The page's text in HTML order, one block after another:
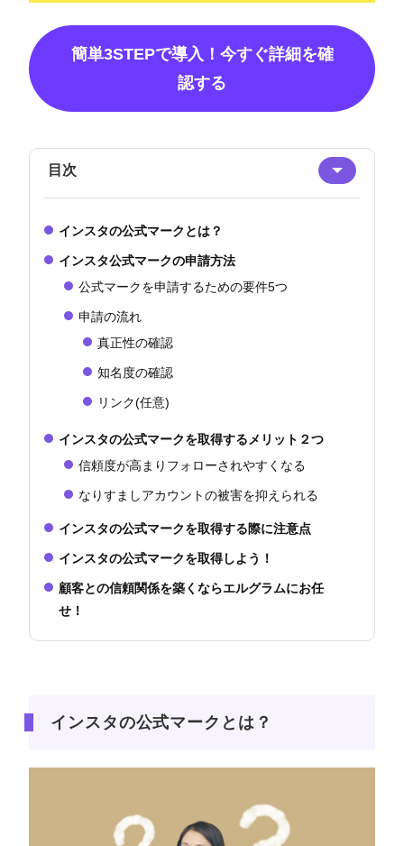
簡単3STEPで導入！今すぐ詳細を確
認する
目次
インスタの公式マークとは？
インスタ公式マークの申請方法
公式マークを申請するための要件5つ
申請の流れ
真正性の確認
知名度の確認
リンク(任意)
インスタの公式マークを取得するメリット２つ
信頼度が高まりフォローされやすくなる
なりすましアカウントの被害を抑えられる
インスタの公式マークを取得する際に注意点
インスタの公式マークを取得しよう！
顧客との信頼関係を築くならエルグラムにお任
せ！
インスタの公式マークとは？